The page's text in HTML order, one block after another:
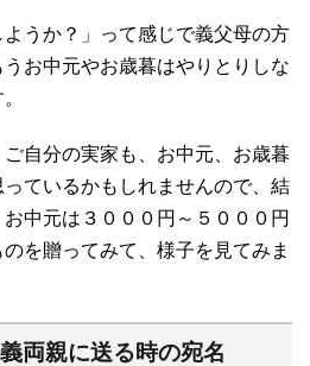
ようか？」って感じで義父母の方
お中元やお歳暮はやりとりしな
自分の実家も、お中元、お歳暮
ているかもしれませんので、結
中元は３０００円～５０００円
を贈ってみて、様子を見てみま
両親に送る時の宛名